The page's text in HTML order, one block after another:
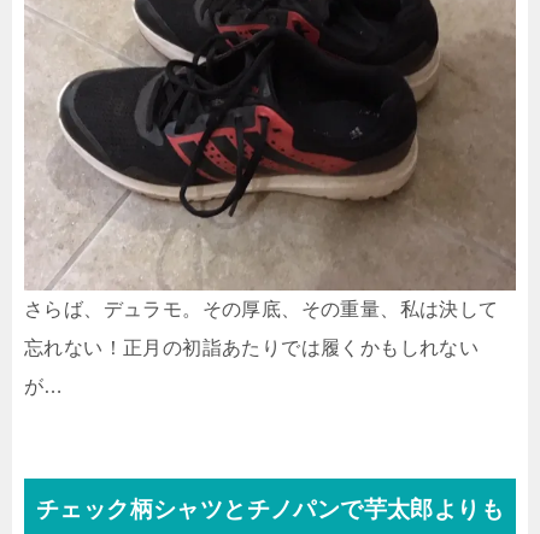
さらば、デュラモ。その厚底、その重量、私は決して
忘れない！正月の初詣あたりでは履くかもしれない
が…
チェック柄シャツとチノパンで芋太郎よりも